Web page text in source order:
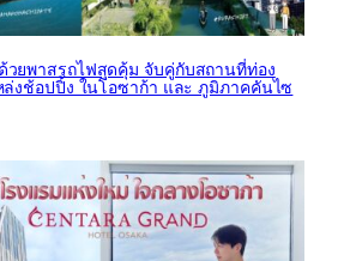
วยพาสรถไฟสุดคุ้ม จับคู่กับสถานที่ท่อง
ล่งช้อปปิ้ง ในโอซาก้า และ ภูมิภาคคันไซ